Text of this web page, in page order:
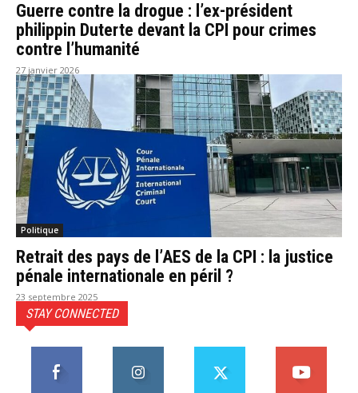
Guerre contre la drogue : l’ex-président
philippin Duterte devant la CPI pour crimes
contre l’humanité
27 janvier 2026
Politique
Retrait des pays de l’AES de la CPI : la justice
pénale internationale en péril ?
23 septembre 2025
STAY CONNECTED